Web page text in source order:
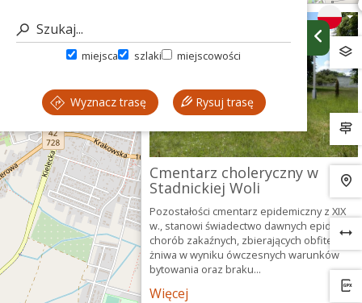
miejsca szlaki miejscowości
Wyznacz trasę Rysuj trasę
Cmentarz choleryczny w
Stadnickiej Woli
Pozostałości cmentarz epidemiczny z XIX
w., stanowi świadectwo dawnych epidemii i
chorób zakaźnych, zbierających obfite
żniwa w wyniku ówczesnych warunków
bytowania oraz braku...
Więcej